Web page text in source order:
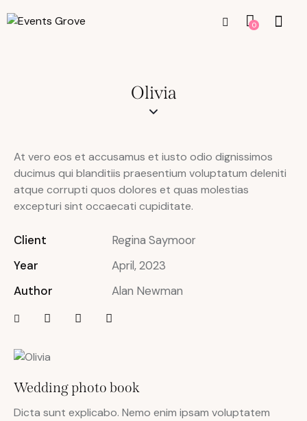
0
Olivia
At vero eos et accusamus et iusto odio dignissimos
ducimus qui blanditiis praesentium voluptatum deleniti
atque corrupti quos dolores et quas molestias
excepturi sint occaecati cupiditate.
Client
Regina Saymoor
Year
April, 2023
Author
Alan Newman
Wedding photo book
Dicta sunt explicabo. Nemo enim ipsam voluptatem